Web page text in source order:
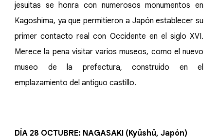
jesuitas se honra con numerosos monumentos en
Kagoshima, ya que permitieron a Japón establecer su
primer contacto real con Occidente en el siglo XVI.
Merece la pena visitar varios museos, como el nuevo
museo de la prefectura, construido en el
emplazamiento del antiguo castillo.
DÍA 28 OCTUBRE: NAGASAKI (Kyūshū, Japón)